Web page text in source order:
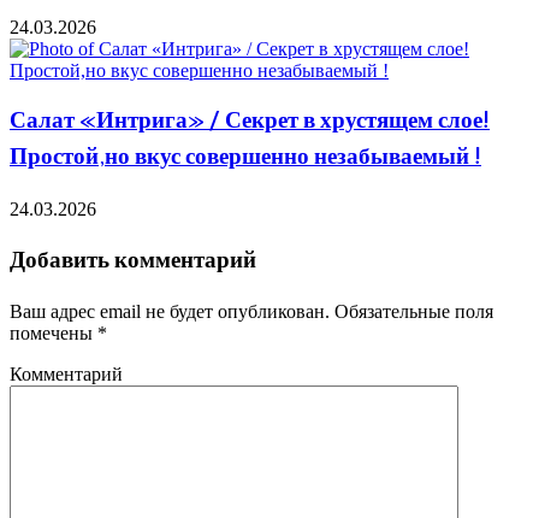
24.03.2026
Салат «Интрига» / Секрет в хрустящем слое!
Простой,но вкус совершенно незабываемый !
24.03.2026
Добавить комментарий
Ваш адрес email не будет опубликован. Обязательные поля
помечены *
Комментарий